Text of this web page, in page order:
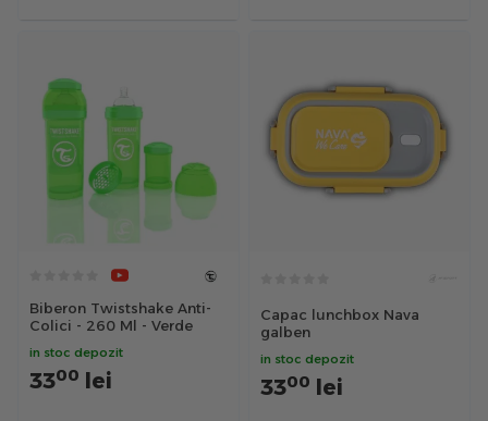
Biberon Twistshake Anti-
Colici - 260 Ml - Verde
in stoc depozit
3300 lei
Capac lunchbox Nava
galben
in stoc depozit
3300 lei